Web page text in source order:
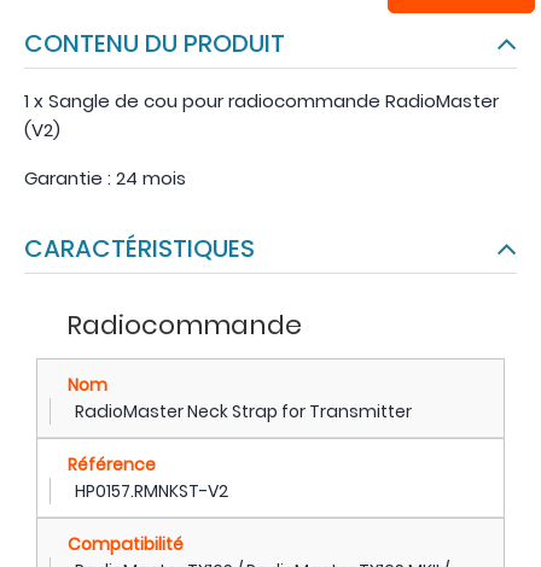
CONTENU DU PRODUIT
1 x Sangle de cou pour radiocommande RadioMaster
(V2)
Garantie : 24 mois
CARACTÉRISTIQUES
Radiocommande
Nom
RadioMaster Neck Strap for Transmitter
Référence
HP0157.RMNKST-V2
Compatibilité